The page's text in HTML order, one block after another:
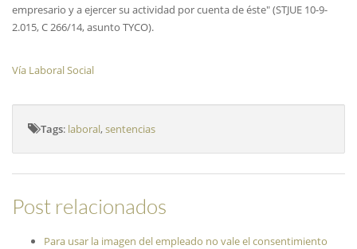
empresario y a ejercer su actividad por cuenta de éste" (STJUE 10-9-
2.015, C 266/14, asunto TYCO).
Vía Laboral Social
Tags: laboral,sentencias
Post relacionados
Para usar la imagen del empleado no vale el consentimiento